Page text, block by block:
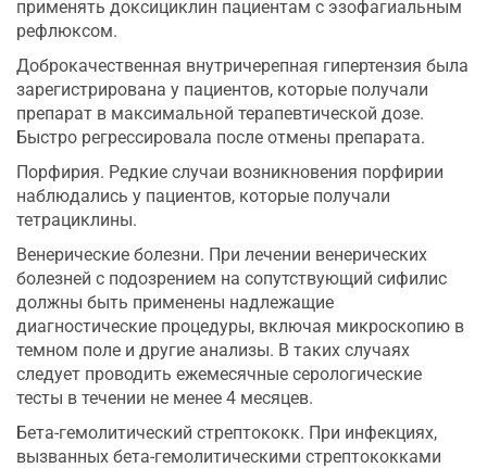
применять доксициклин пациентам с эзофагиальным
рефлюксом.
Доброкачественная внутричерепная гипертензия была
зарегистрирована у пациентов, которые получали
препарат в максимальной терапевтической дозе.
Быстро регрессировала после отмены препарата.
Порфирия. Редкие случаи возникновения порфирии
наблюдались у пациентов, которые получали
тетрациклины.
Венерические болезни. При лечении венерических
болезней с подозрением на сопутствующий сифилис
должны быть применены надлежащие
диагностические процедуры, включая микроскопию в
темном поле и другие анализы. В таких случаях
следует проводить ежемесячные серологические
тесты в течении не менее 4 месяцев.
Бета-гемолитический стрептококк. При инфекциях,
вызванных бета-гемолитическими стрептококками